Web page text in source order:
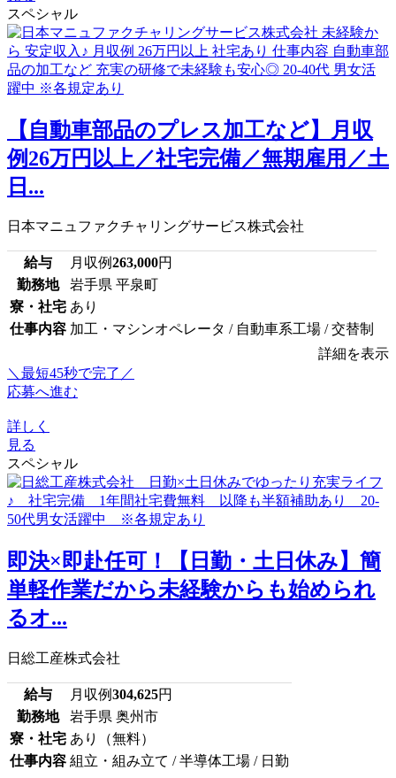
スペシャル
【自動車部品のプレス加工など】月収
例26万円以上／社宅完備／無期雇用／土
日...
日本マニュファクチャリングサービス株式会社
給与 月収例263,000円
勤務地
岩手県 平泉町
寮・社宅 あり
仕事内容 加工・マシンオペレータ / 自動車系工場 / 交替制
詳細を表示
＼最短45秒で完了／
応募へ進む
詳しく
見る
スペシャル
即決×即赴任可！【日勤・土日休み】簡
単軽作業だから未経験からも始められ
るオ...
日総工産株式会社
給与 月収例304,625円
勤務地
岩手県 奥州市
寮・社宅 あり（無料）
仕事内容 組立・組み立て / 半導体工場 / 日勤